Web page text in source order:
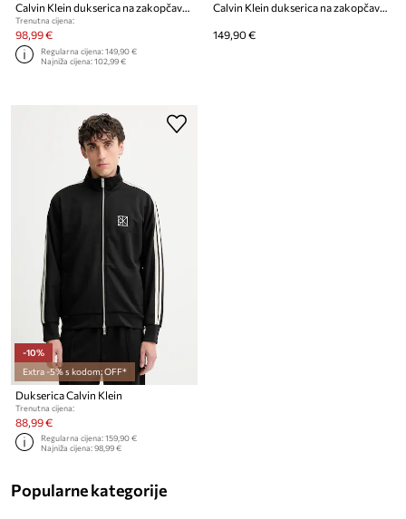
Calvin Klein dukserica na zakopčavanje sa kapuljačom za muškarce
Trenutna cijena:
98,99 €
Regularna cijena:149,90 €
Najniža cijena:102,99 €
Calvin Klein dukserica na zakopčavanje za muškarce
149,90 €
-10%
Extra -5% s kodom: OFF*
Dukserica Calvin Klein
Trenutna cijena:
88,99 €
Regularna cijena:159,90 €
Najniža cijena:98,99 €
Popularne kategorije